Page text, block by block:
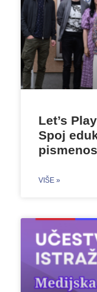
Let’s
Spoj
VIŠE »